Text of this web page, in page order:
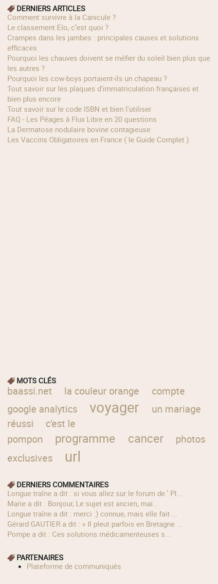
DERNIERS ARTICLES
Comment survivre à la Canicule ?
Le classement Elo, c’est quoi ?
Crampes dans les jambes : principales causes et solutions
efficaces
Pourquoi les chauves doivent se méfier du soleil bien plus que
les autres ?
Pourquoi les cow‑boys portaient‑ils un chapeau ?
Tout savoir sur les plaques d'immatriculation françaises et
bien plus encore
Tout savoir sur le code ISBN et bien l'utiliser
FAQ - Les Péages à Flux Libre en 20 questions
La Dermatose nodulaire bovine contagieuse
Les Vaccins Obligatoires en France ( le Guide Complet )
MOTS CLÉS
baassi.net la couleur orange
compte
google analytics
voyager
un mariage
réussi
c'est le
pompon
programme cancer
photos
exclusives
url
DERNIERS COMMENTAIRES
longue traîne a dit : si vous allez sur le forum de ' Pl...
Marie a dit : Bonjour, Le sujet est ancien, mai...
longue traîne a dit : merci :) connue, mais elle fait ...
Gérard GAUTIER a dit : « Il pleut parfois en Bretagne ...
Pompe a dit : Ces solutions médicamenteuses s...
PARTENAIRES
Plateforme de communiqués